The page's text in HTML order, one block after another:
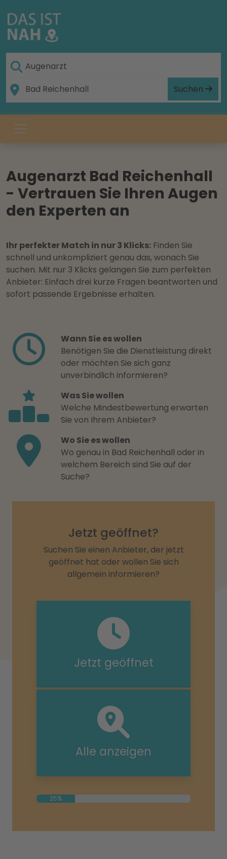
Suchen
Augenarzt Bad Reichenhall
- Vertrauen Sie Ihren Augen
den Experten an
Ihr perfekter Match in nur 3 Klicks: Finden Sie
schnell und unkompliziert genau das, wonach Sie
suchen. Mit nur 3 Klicks gelangen Sie zum perfekten
Anbieter: Einfach drei kurze Fragen beantworten und
sofort passende Ergebnisse erhalten.
Wann Sie es wollen
Benötigen Sie die Dienstleistung direkt
oder möchten Sie sich ganz
unverbindlich informieren?
Was Sie wollen
Welche Mindestbewertung erwarten
Sie von Ihrem Anbieter?
Wo Sie es wollen
Wo genau in Bad Reichenhall oder in
welchem Bereich sind Sie auf der
Suche?
Jetzt geöffnet?
Suchen Sie einen Anbieter, der jetzt
geöffnet hat oder wollen Sie sich
allgemein informieren?
Jetzt geöffnet
Alle anzeigen
25%